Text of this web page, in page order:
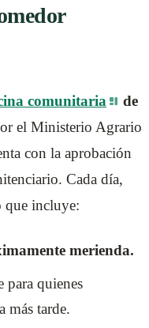
comunitaria
de
el Ministerio Agrario
con la aprobación
Cada día,
que incluye:
merienda.
para quienes
más tarde.